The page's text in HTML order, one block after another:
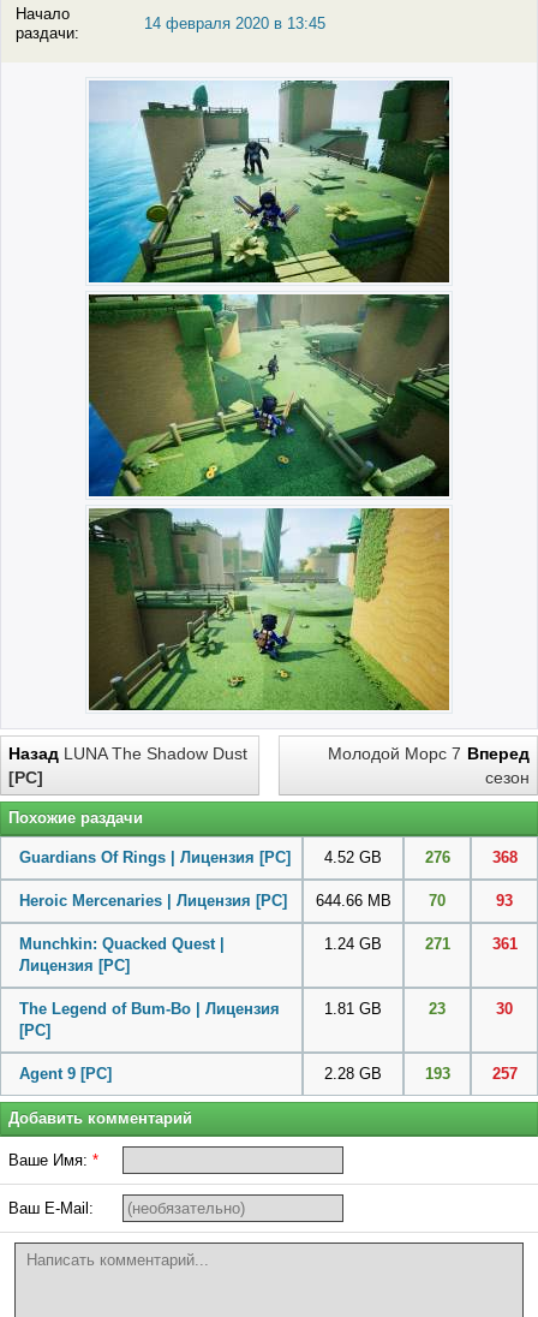
Начало
раздачи:
14 февраля 2020 в 13:45
Назад LUNA The Shadow Dust
[PC]
Вперед
Молодой Морс 7
сезон
Похожие раздачи
Guardians Of Rings | Лицензия [PC] 4.52 GB 276 368
Heroic Mercenaries | Лицензия [PC] 644.66 MB 70 93
Munchkin: Quacked Quest |
Лицензия [PC]
1.24 GB 271 361
The Legend of Bum-Bo | Лицензия
[PC]
1.81 GB 23 30
Agent 9 [PC] 2.28 GB 193 257
Добавить комментарий
Ваше Имя: *
Ваш E-Mail: